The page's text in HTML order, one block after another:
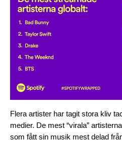
Flera artister har tagit stora kliv
medier. De mest “virala”
som fått sin musik mest delad